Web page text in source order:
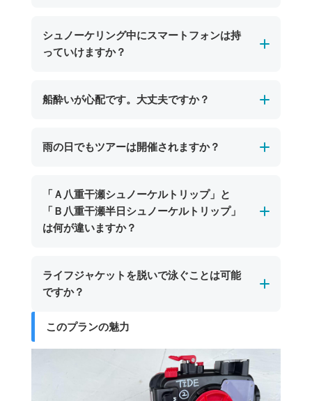
申し訳ございませんが、シュノーケルツアーは
安全管理上の観点から、現在は2名様以上でのご
をおかけいたしますが、何卒ご理解いただきま
シュノーケリング中にスマートフォンは持
っていけますか？
スマートフォンを持ち込む場合は、防水ケース
いかねますのでご注意ください。水中での写真
ているレンタルカメラ（期間限定で無料貸し出
し中）のご利用がおすすめです。当日スタッフ
にお声がけいただければ、その場でお貸し出し
船酔いが心配です。大丈夫ですか？
ポイントまでの乗船時間は比較的短く、船酔い
んど感じません。船酔いが心配な方は、事前に
酔い止め薬の服用や十分な睡眠を取ってご参加
いただくと、より快適に美しい海をご満喫いた
雨の日でもツアーは開催されますか？
海況に問題がなければ、雨の日でもツアーは基
本的に開催いたします。宮古島の海は雨天でも
透明度が高く、濁って視界が悪くなることはほ
楽しみいただけますのでご安心ください。
「Ａ八重干瀬シュノーケルトリップ」と
「Ｂ八重干瀬半日シュノーケルトリップ」
は何が違いますか？
所要時間及びご案内するポイント数が異なりま
す。
間3時間で2～3スポット
要時間4.5時間で3～4スポット
ライフジャケットを脱いで泳ぐことは可能
ですか？
安全管理上の観点から、ライフジャケットを外
してシュノーケリングにご参加いただくことは
できません。全てのお客様にライフジャケット
を着用いただいております。
このプランの魅力